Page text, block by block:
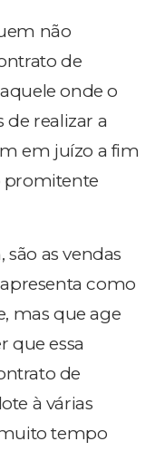
não
de
onde o
de realizar a
em juízo a fim
promitente
as vendas
como
mas que age
que essa
de
à várias
tempo